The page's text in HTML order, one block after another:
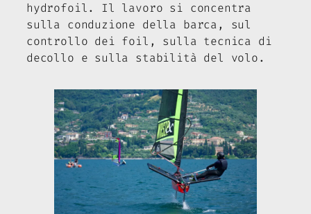
hydrofoil. Il lavoro si concentra
sulla conduzione della barca, sul
controllo dei foil, sulla tecnica di
decollo e sulla stabilità del volo.